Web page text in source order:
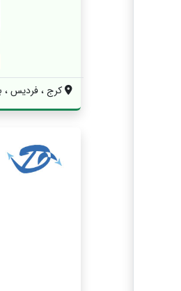
کرج ، فردیس ،